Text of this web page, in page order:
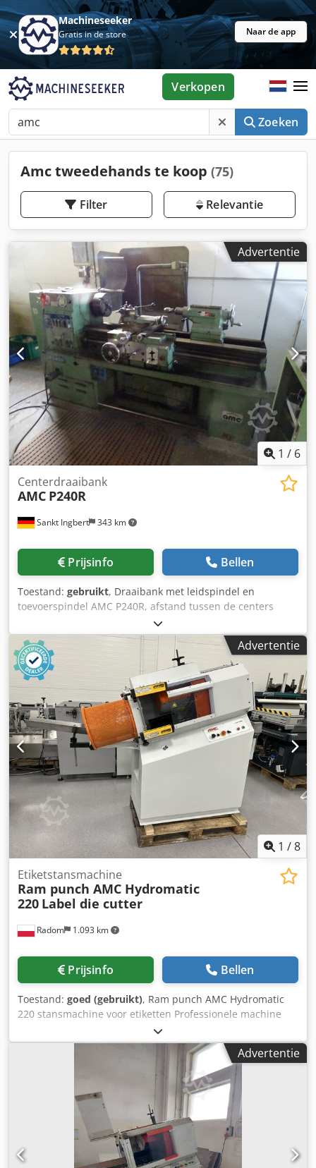
Machineseeker
Gratis in de store Naar de app
Zoeken
Verkopen
Amc tweedehands te koop (75)
Filter Relevantie
Advertentie
1 / 6
Sankt Ingbert 343 km
Centerdraaibank
AMC P240R
Prijsinfo Bellen
Toestand: gebruikt, Draaibank met leidspindel en
toevoerspindel AMC P240R, afstand tussen de centers
1.250 mm. Dcedpfozqckkjx Adysk
Advertentie
1 /8
Radom 1.093 km
Etiketstansmachine
Ram punch AMC Hydromatic
220 Label die cutter
Prijsinfo Bellen
Toestand: goed (gebruikt), Ram punch AMC Hydromatic
220 stansmachine voor etiketten Professionele machine
vervaardigd in Italië. AMC is wereldwijd toonaangevend in
de productie van stansmachines voor etiketten. Zeer goede
staat. De machine is 100% functioneel en direct inzetbaar
voor productie. Dit is het model dat momenteel in
productie is. Technische specificaties: Maximaal formaat:
220 x 220 mm Aantal cycli: 18/min Productiviteit: 900.000
vellen/uur Gewicht: 700 kg De machine is uitgerust met
een hydraulische snelwisselunit. Fotoveiligheidsbarrières.
In alle richtingen verstelbare aanvoertafel. Twee
bedieningswijzen: halfautomatisch en handmatig.
Advertentie